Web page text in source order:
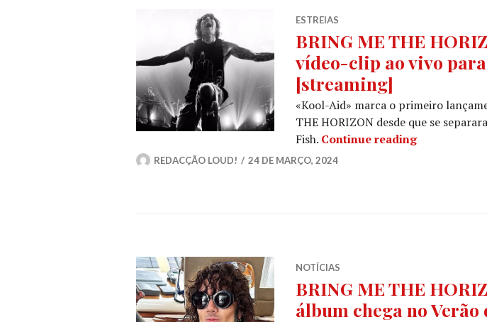
ESTREIAS
BRING ME THE
vídeo-clip ao vivo
[streaming]
«Kool-Aid» marca o primeiro
THE HORIZON desde que se
Fish. Continue readingBRING ME
REDACÇÃO LOUD! 24 DE MARÇO, 2024
NOTÍCIAS
BRING ME THE
álbum chega no Verão